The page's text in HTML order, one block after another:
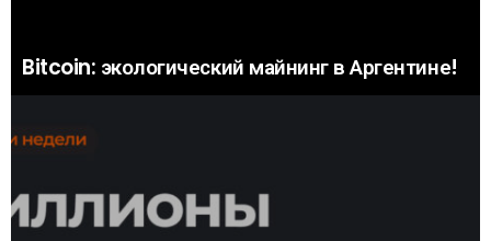
Bitcoin: экологический майнинг в Аргентине!